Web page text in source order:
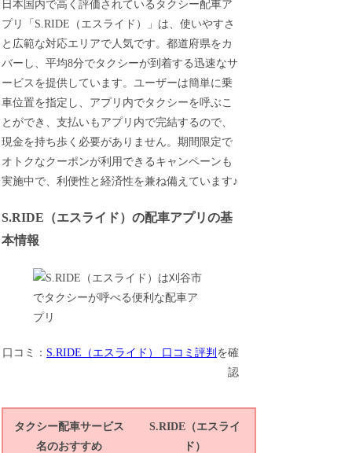
日本国内で高く評価されているタクシー配車ア
プリ「S.RIDE（エスライド）」は、使いやすさ
と広範な対応エリアで人気です。都道府県をカ
バーし、平均8分でタクシーが到着する迅速なサ
ービスを提供しています。ユーザーは簡単に乗
車位置を指定し、アプリ内でタクシーを呼ぶこ
とができ、支払いもアプリ内で完結するので、
現金を持ち歩く必要がありません。期間限定で
オトクなクーポンが利用できるキャンペーンも
実施中で、利便性と経済性を兼ね備えています♪
S.RIDE（エスライド）の配車アプリの基
本情報
口コミ： S.RIDE（エスライド） 口コミ評判 を確
認
タクシー配車サービス
名のおすすめ
S.RIDE（エスライ
ド）